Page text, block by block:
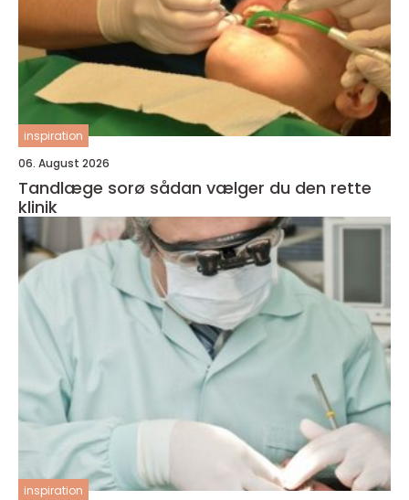
inspiration
06. August 2026
Tandlæge sorø sådan vælger du den rette
klinik
inspiration